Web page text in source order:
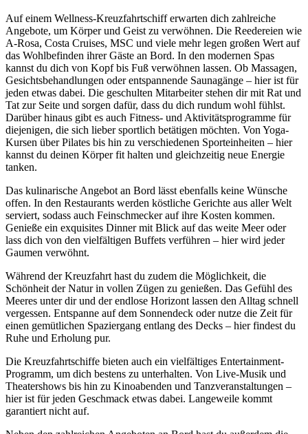
Auf einem Wellness-Kreuzfahrtschiff erwarten dich zahlreiche
Angebote, um Körper und Geist zu verwöhnen. Die Reedereien wie
A-Rosa, Costa Cruises, MSC und viele mehr legen großen Wert auf
das Wohlbefinden ihrer Gäste an Bord. In den modernen Spas
kannst du dich von Kopf bis Fuß verwöhnen lassen. Ob Massagen,
Gesichtsbehandlungen oder entspannende Saunagänge – hier ist für
jeden etwas dabei. Die geschulten Mitarbeiter stehen dir mit Rat und
Tat zur Seite und sorgen dafür, dass du dich rundum wohl fühlst.
Darüber hinaus gibt es auch Fitness- und Aktivitätsprogramme für
diejenigen, die sich lieber sportlich betätigen möchten. Von Yoga-
Kursen über Pilates bis hin zu verschiedenen Sporteinheiten – hier
kannst du deinen Körper fit halten und gleichzeitig neue Energie
tanken.
Das kulinarische Angebot an Bord lässt ebenfalls keine Wünsche
offen. In den Restaurants werden köstliche Gerichte aus aller Welt
serviert, sodass auch Feinschmecker auf ihre Kosten kommen.
Genieße ein exquisites Dinner mit Blick auf das weite Meer oder
lass dich von den vielfältigen Buffets verführen – hier wird jeder
Gaumen verwöhnt.
Während der Kreuzfahrt hast du zudem die Möglichkeit, die
Schönheit der Natur in vollen Zügen zu genießen. Das Gefühl des
Meeres unter dir und der endlose Horizont lassen den Alltag schnell
vergessen. Entspanne auf dem Sonnendeck oder nutze die Zeit für
einen gemütlichen Spaziergang entlang des Decks – hier findest du
Ruhe und Erholung pur.
Die Kreuzfahrtschiffe bieten auch ein vielfältiges Entertainment-
Programm, um dich bestens zu unterhalten. Von Live-Musik und
Theatershows bis hin zu Kinoabenden und Tanzveranstaltungen –
hier ist für jeden Geschmack etwas dabei. Langeweile kommt
garantiert nicht auf.